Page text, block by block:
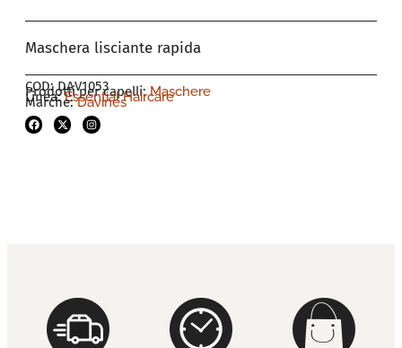
Maschera lisciante rapida
COD: DAV1053
Prodotti per capelli:Maschere
Linea:Essential Haircare
Marche:Davines